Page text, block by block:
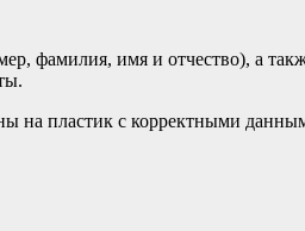
фамилия, имя и отчество), а
на пластик с корректными